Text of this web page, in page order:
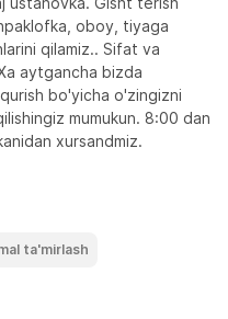
oboy, tiyaga
qilamiz.. Sifat va
aytgancha bizda
bo'yicha o'zingizni
mumukun. 8:00 dan
xursandmiz.
ta'mirlash